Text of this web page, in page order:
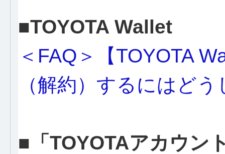
■TOYOTA Wallet
＜FAQ＞【TOYOTA
（解約）するにはど
■「TOYOTAアカウン